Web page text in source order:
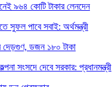
৯৬৪ কোটি টাকার লেনদেন
সুফল পাবে সবাই: অর্থমন্ত্রী
দেড়গুণ, ডজন ১৮০ টাকা
সংসদে দেবে সরকার: প্রধানমন্ত্রী